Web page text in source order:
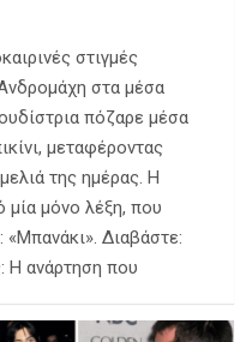
στιγμές
στα μέσα
πόζαρε μέσα
μεταφέροντας
της ημέρας. Η
μία μόνο λέξη, που
«Μπανάκι». Διαβάστε:
Η ανάρτηση που